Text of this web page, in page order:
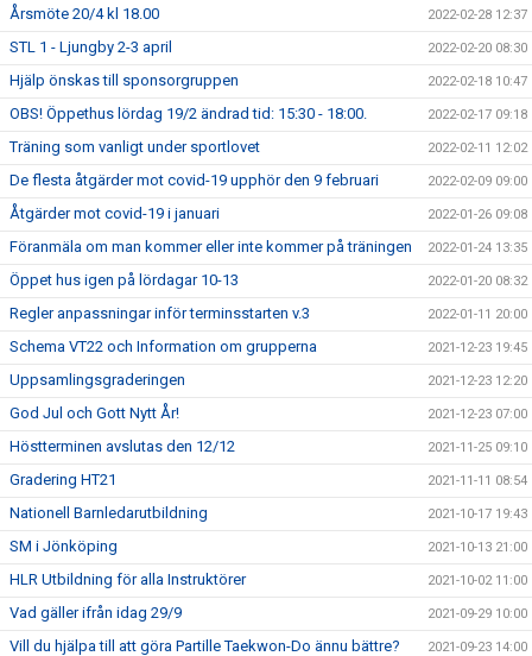
Årsmöte 20/4 kl 18.00 2022-02-28 12:37
STL 1 - Ljungby 2-3 april 2022-02-20 08:30
Hjälp önskas till sponsorgruppen 2022-02-18 10:47
OBS! Öppethus lördag 19/2 ändrad tid: 15:30 - 18:00. 2022-02-17 09:18
Träning som vanligt under sportlovet 2022-02-11 12:02
De flesta åtgärder mot covid-19 upphör den 9 februari 2022-02-09 09:00
Åtgärder mot covid-19 i januari 2022-01-26 09:08
Föranmäla om man kommer eller inte kommer på träningen 2022-01-24 13:35
Öppet hus igen på lördagar 10-13 2022-01-20 08:32
Regler anpassningar inför terminsstarten v.3 2022-01-11 20:00
Schema VT22 och Information om grupperna 2021-12-23 19:45
Uppsamlingsgraderingen 2021-12-23 12:20
God Jul och Gott Nytt År! 2021-12-23 07:00
Höstterminen avslutas den 12/12 2021-11-25 09:10
Gradering HT21 2021-11-11 08:54
Nationell Barnledarutbildning 2021-10-17 19:43
SM i Jönköping 2021-10-13 21:00
HLR Utbildning för alla Instruktörer 2021-10-02 11:00
Vad gäller ifrån idag 29/9 2021-09-29 10:00
Vill du hjälpa till att göra Partille Taekwon-Do ännu bättre? 2021-09-23 14:00